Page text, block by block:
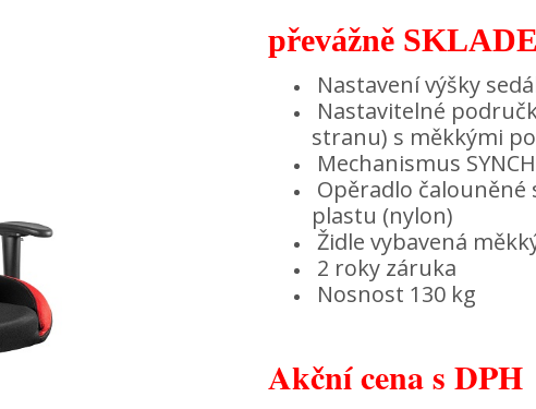
převážně
Nastavení výšky
Nastavitelné
stranu) s měkkými
Mechanismus
Opěradlo čalouněné
plastu (nylon)
Židle vybavená
2 roky záruka
Nosnost 130 kg
Akční cena s